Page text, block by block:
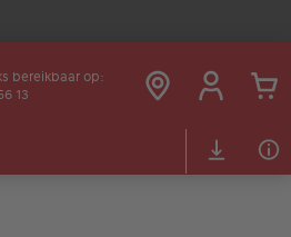
bereikbaar op:
13